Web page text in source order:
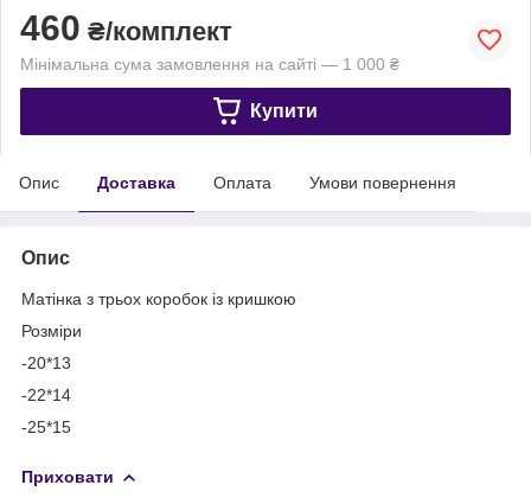
460 ₴/комплект
Мінімальна сума замовлення на сайті — 1 000 ₴
Купити
Опис Доставка Оплата Умови повернення
Опис
Матінка з трьох коробок із кришкою
Розміри
-20*13
-22*14
-25*15
Приховати